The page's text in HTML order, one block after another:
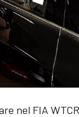
nel FIA